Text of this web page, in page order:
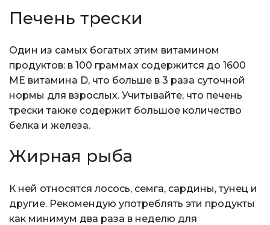
Печень трески
Один из самых богатых этим витамином
продуктов: в 100 граммах содержится до 1600
МЕ витамина D, что больше в 3 раза суточной
нормы для взрослых. Учитывайте, что печень
трески также содержит большое количество
белка и железа.
Жирная рыба
К ней относятся лосось, семга, сардины, тунец и
другие. Рекомендую употреблять эти продукты
как минимум два раза в неделю для